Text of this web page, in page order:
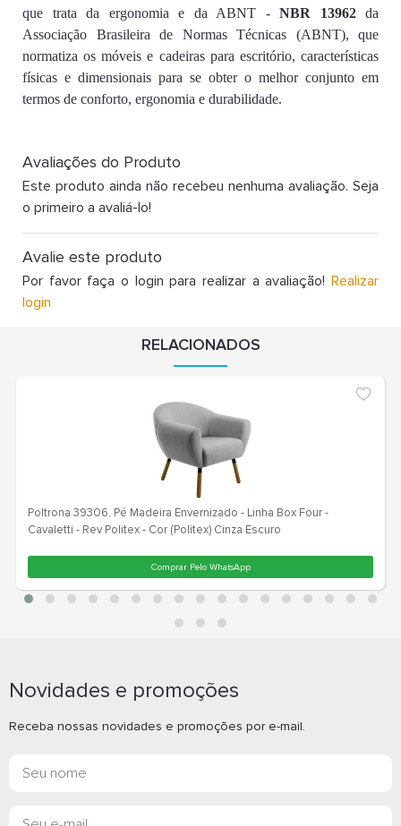
que trata da ergonomia e da ABNT - NBR 13962da
Associação Brasileira de Normas Técnicas (ABNT), que
normatiza os móveis e cadeiras para escritório, características
físicas e dimensionais para se obter o melhor conjunto em
termos de conforto, ergonomia e durabilidade.
Avaliações do Produto
Este produto ainda não recebeu nenhuma avaliação. Seja
o primeiro a avaliá-lo!
Avalie este produto
Por favor faça o login para realizar a avaliação! Realizar
login
RELACIONADOS
Novidades e promoções
Receba nossas novidades e promoções por e-mail.